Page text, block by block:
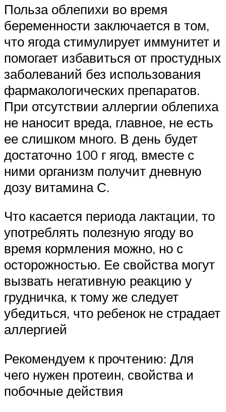
Польза облепихи во время
беременности заключается в том,
что ягода стимулирует иммунитет и
помогает избавиться от простудных
заболеваний без использования
фармакологических препаратов.
При отсутствии аллергии облепиха
не наносит вреда, главное, не есть
ее слишком много. В день будет
достаточно 100 г ягод, вместе с
ними организм получит дневную
дозу витамина С.
Что касается периода лактации, то
употреблять полезную ягоду во
время кормления можно, но с
осторожностью. Ее свойства могут
вызвать негативную реакцию у
грудничка, к тому же следует
убедиться, что ребенок не страдает
аллергией
Рекомендуем к прочтению: Для
чего нужен протеин, свойства и
побочные действия